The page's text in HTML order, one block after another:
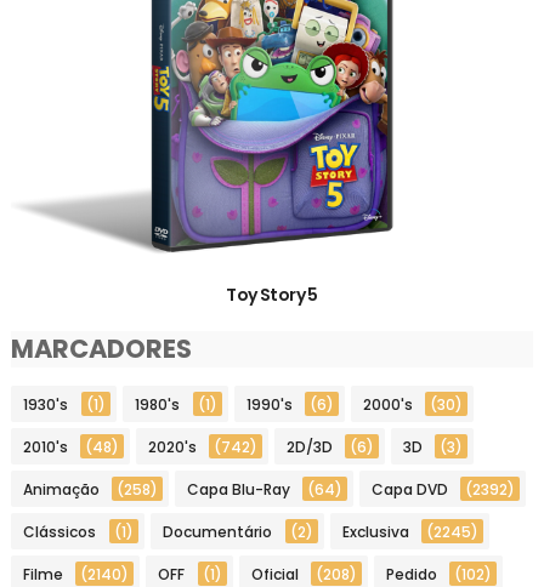
Toy Story 5
MARCADORES
1930's (1) 1980's (1) 1990's (6) 2000's (30)
2010's (48) 2020's (742) 2D/3D (6) 3D (3)
Animação (258) Capa Blu-Ray (64) Capa DVD (2392)
Clássicos (1) Documentário (2) Exclusiva (2245)
Filme (2140) OFF (1) Oficial (208) Pedido (102)